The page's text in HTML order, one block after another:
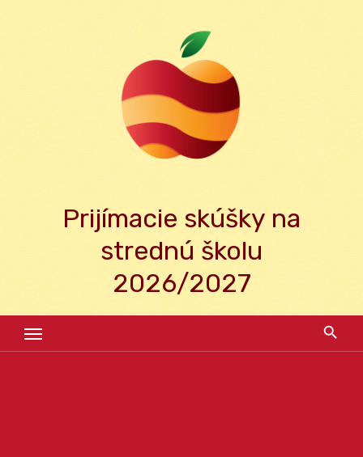
Prijímacie skúšky na
strednú školu
2026/2027